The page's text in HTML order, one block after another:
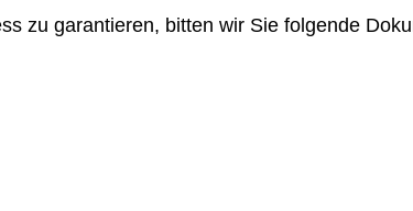
zu garantieren, bitten wir Sie folgende